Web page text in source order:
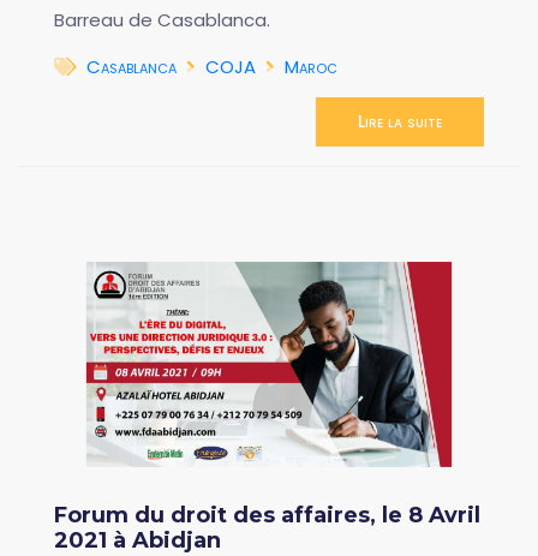
Barreau de Casablanca.
Casablanca
COJA Maroc
Lire la suite
Forum du droit des affaires, le 8 Avril
2021 à Abidjan